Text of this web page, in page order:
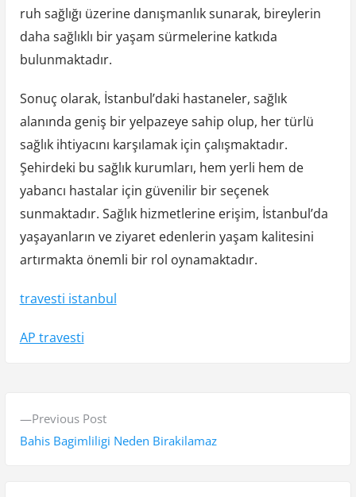
ruh sağlığı üzerine danışmanlık sunarak, bireylerin
daha sağlıklı bir yaşam sürmelerine katkıda
bulunmaktadır.
Sonuç olarak, İstanbul’daki hastaneler, sağlık
alanında geniş bir yelpazeye sahip olup, her türlü
sağlık ihtiyacını karşılamak için çalışmaktadır.
Şehirdeki bu sağlık kurumları, hem yerli hem de
yabancı hastalar için güvenilir bir seçenek
sunmaktadır. Sağlık hizmetlerine erişim, İstanbul’da
yaşayanların ve ziyaret edenlerin yaşam kalitesini
artırmakta önemli bir rol oynamaktadır.
travesti istanbul
AP travesti
Previous PostP
r
Bahis Bagimliligi Neden Birakilamaz